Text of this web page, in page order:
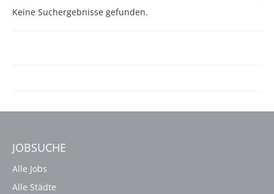
Keine Suchergebnisse gefunden.
JOBSUCHE
Alle Jobs
Alle Städte